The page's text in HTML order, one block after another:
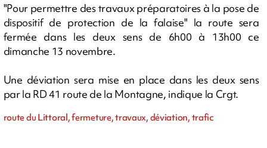
"Pour permettre des travaux préparatoires à la pose de
dispositif de protection de la falaise" la route sera
fermée dans les deux sens de 6h00 à 13h00 ce
dimanche 13 novembre.
Une déviation sera mise en place dans les deux sens
par la RD 41 route de la Montagne, indique la Crgt.
route du Littoral, fermeture, travaux, déviation, trafic